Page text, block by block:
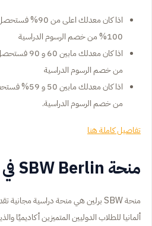
اذا كان معدلك
100% من خصم الرسوم الدراسية
من خصم الرسوم الدراسية
من خصم الرسوم الدراسية.
تفاصيل كاملة هنا
منحة SBW Berlin في ألمانيا
ألمانيا للطلاب الدوليين المتميزين أكاديميًا